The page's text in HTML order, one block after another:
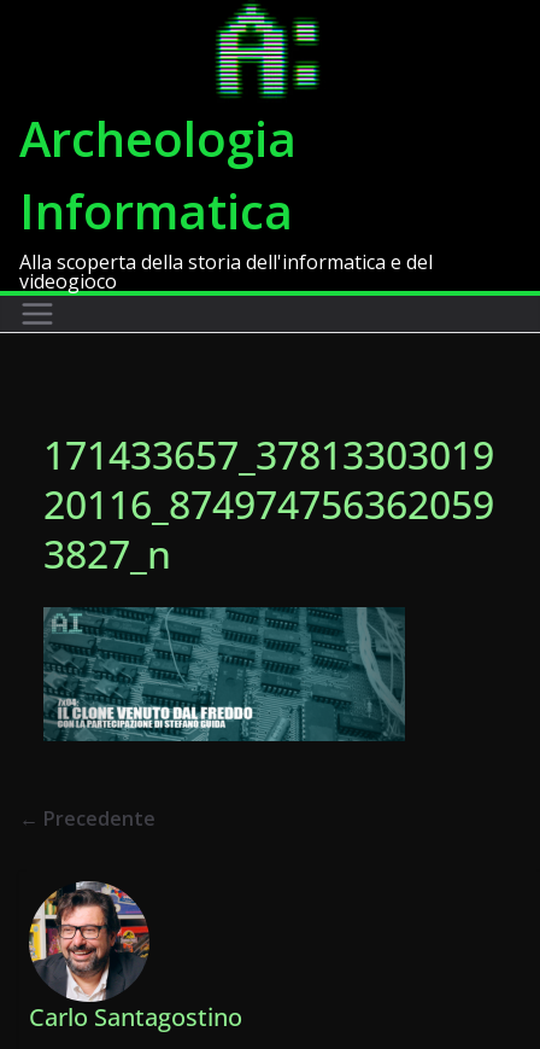
Archeologia
Informatica
Alla scoperta della storia dell'informatica e del
videogioco
171433657_37813303019
20116_874974756362059
3827_n
← Precedente
Carlo Santagostino